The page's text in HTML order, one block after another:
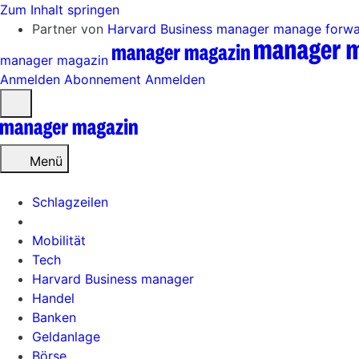
Zum Inhalt springen
Partner von Harvard Business manager manage
manager magazin
Anmelden Abonnement Anmelden
öffnen
Menü
Schlagzeilen
Mobilität
Tech
Harvard Business manager
Handel
Banken
Geldanlage
Börse